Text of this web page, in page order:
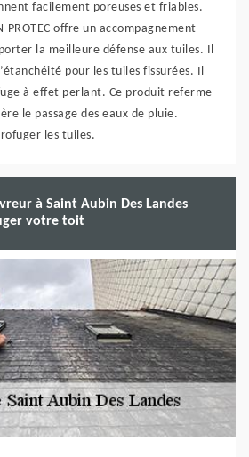
facilement poreuses et friables.
offre un accompagnement
la meilleure défense aux tuiles. Il
pour les tuiles fissurées. Il
à effet perlant. Ce produit referme
le passage des eaux de pluie.
les tuiles.
à Saint Aubin Des Landes
votre toit